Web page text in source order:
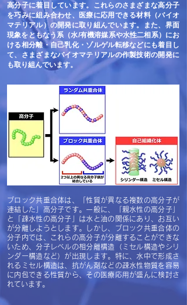
高分子に着目しています。これらのさまざまな高分子
を巧みに組み合わせ、医療に応用できる材料（バイオ
マテリアル）の開発に取り組んでいます。また、界面
現象をともなう系（水/有機溶媒系や水性二相系）にお
ける相分離・自己乳化・ゾルゲル転移などにも着目し
て、さまざまなバイオマテリアルの作製技術の開発に
も取り組んでいます。
ブロック共重合体は、「性質が異なる複数の高分子が
連結した」高分子です。一般に、「親水性の高分子」
と「疎水性の高分子」は水と油の関係にあり、お互い
が分離しようとします。しかし、ブロック共重合体の
分子内では、これらの高分子が分離することができな
いため、分子レベルの相分離構造（ミセル構造やシリ
ンダー構造など）が出現します。特に、水中で形成さ
れるミセル構造は、抗がん剤などの疎水性物質を容易
に内包できる性質から、その医療応用が盛んに検討さ
れています。